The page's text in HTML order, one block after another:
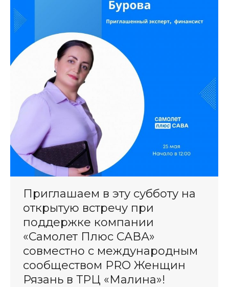
Приглашаем в эту субботу на
открытую встречу при
поддержке компании
«Самолет Плюс САВА»
совместно с международным
сообществом PRO Женщин
Рязань в ТРЦ «Малина»!